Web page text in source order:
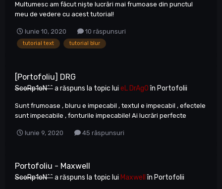
Multumesc am făcut niște lucrări mai frumoase din punctul
meu de vedere cu acest tutorial!
Iunie 10, 2020 10 răspunsuri
tutorial text tutorial blur
[Portofoliu] DRG
ScoRp1oN^^a răspuns la topic lui eL DrAg0în Portofolii
Sunt frumoase , bluru e impecabil , textul e impecabil , efectele
sunt impecabile , fonturile impecabile! Ai lucrări perfecte
Iunie 9, 2020 45 răspunsuri
Portofoliu - Maxwell
ScoRp1oN^^a răspuns la topic lui Maxwell în Portofolii